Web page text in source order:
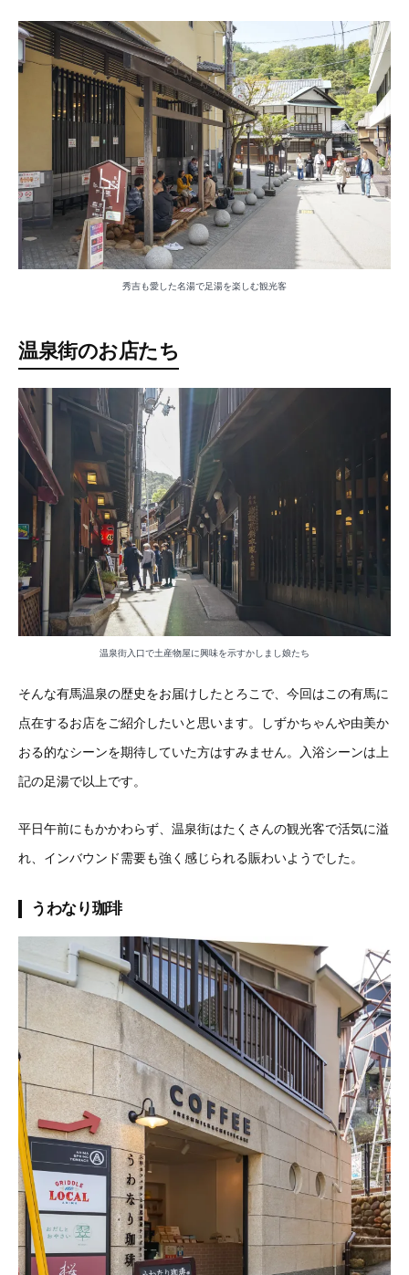
秀吉も愛した名湯で足湯を楽しむ観光客
温泉街のお店たち
温泉街入口で土産物屋に興味を示すかしまし娘たち
そんな有馬温泉の歴史をお届けしたとろこで、今回はこの有馬に
点在するお店をご紹介したいと思います。しずかちゃんや由美か
おる的なシーンを期待していた方はすみません。入浴シーンは上
記の足湯で以上です。
平日午前にもかかわらず、温泉街はたくさんの観光客で活気に溢
れ、インバウンド需要も強く感じられる賑わいようでした。
うわなり珈琲